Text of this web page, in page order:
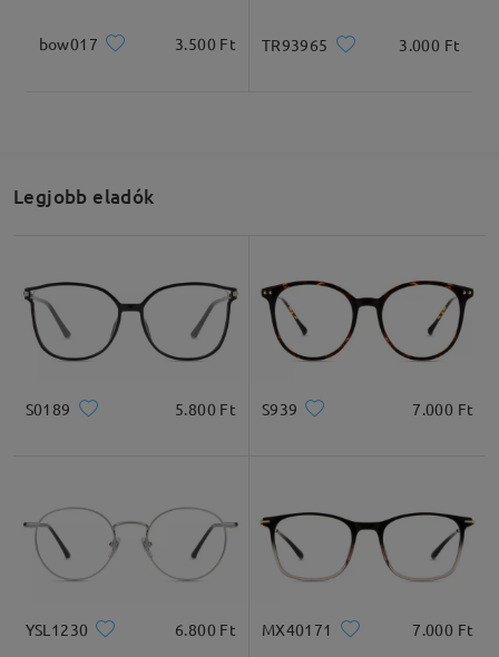
bow017 3.500 Ft TR93965 3.000 Ft
Legjobb eladók
S0189 5.800 Ft S939 7.000 Ft
YSL1230 6.800 Ft MX40171 7.000 Ft